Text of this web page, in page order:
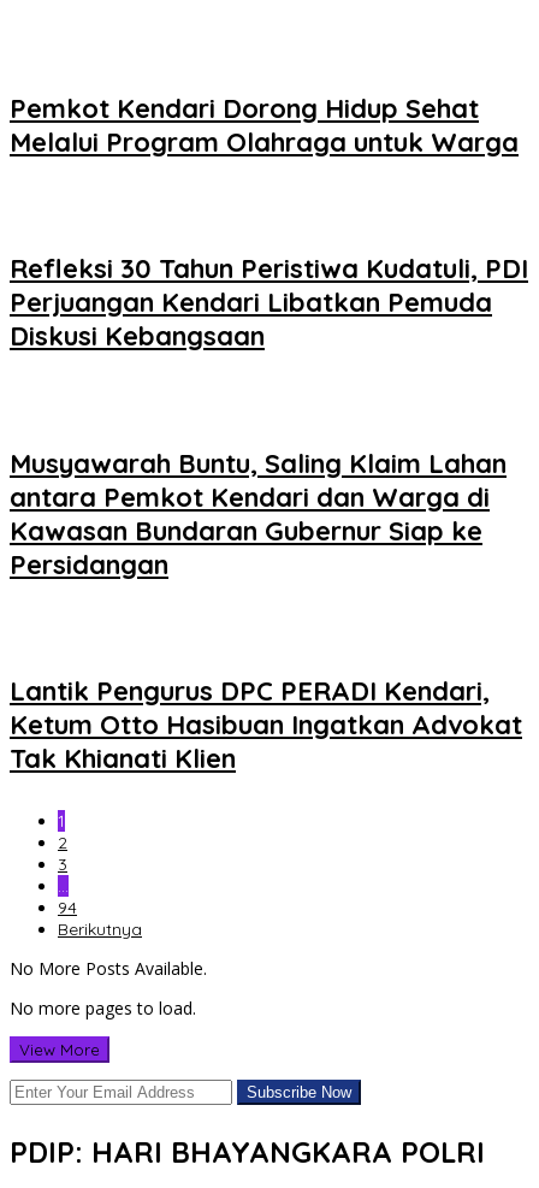
Pemkot Kendari Dorong Hidup Sehat
Melalui Program Olahraga untuk Warga
Refleksi 30 Tahun Peristiwa Kudatuli, PDI
Perjuangan Kendari Libatkan Pemuda
Diskusi Kebangsaan
Musyawarah Buntu, Saling Klaim Lahan
antara Pemkot Kendari dan Warga di
Kawasan Bundaran Gubernur Siap ke
Persidangan
Lantik Pengurus DPC PERADI Kendari,
Ketum Otto Hasibuan Ingatkan Advokat
Tak Khianati Klien
1
2
3
…
94
Berikutnya
No More Posts Available.
No more pages to load.
View More
PDIP: HARI BHAYANGKARA POLRI